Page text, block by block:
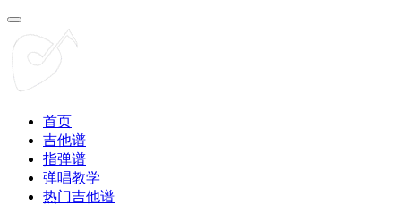
首页
吉他谱
指弹谱
弹唱教学
热门吉他谱